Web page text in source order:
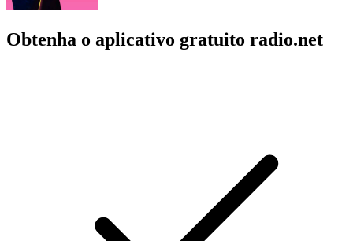
Obtenha o aplicativo gratuito radio.net